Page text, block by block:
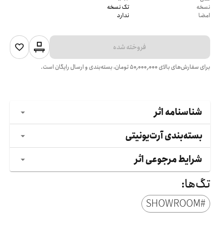
نسخه
تک نسخه
امضا
ندارد
فروخته شده
برای سفارش‌های بالای ۵۰٬۰۰۰٬۰۰۰تومان، بسته‌بندی و ارسال رایگان است.
شناسنامه اثر
بسته‌بندی آرت‌یونیتی
شرایط مرجوعی اثر
تگ‌ها:
#
SHOWROOM